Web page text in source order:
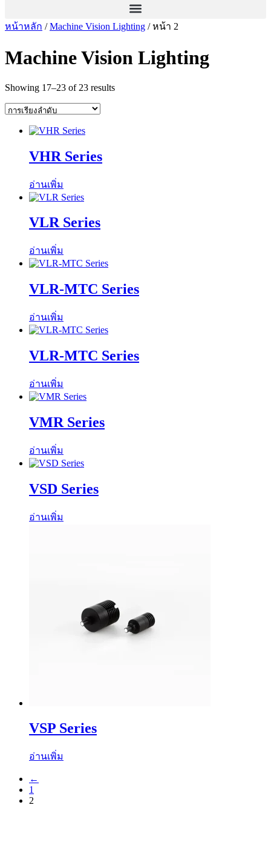
หน้าหลัก /Machine Vision Lighting / หน้า 2
Machine Vision Lighting
Showing 17–23 of 23 results
VHR Series
อ่านเพิ่ม
VLR Series
อ่านเพิ่ม
VLR-MTC Series
อ่านเพิ่ม
VLR-MTC Series
อ่านเพิ่ม
VMR Series
อ่านเพิ่ม
VSD Series
อ่านเพิ่ม
VSP Series
อ่านเพิ่ม
←
1
2